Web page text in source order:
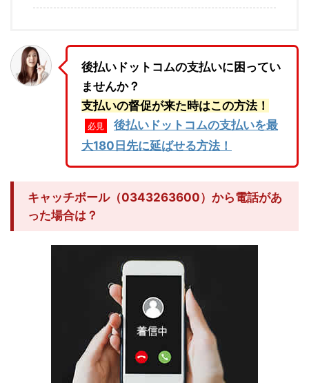
後払いドットコムの支払いに困ってい
ませんか？
支払いの督促が来た時はこの方法！
必見
後払いドットコムの支払いを最
大180日先に延ばせる方法！
キャッチボール（0343263600）から電話があ
った場合は？